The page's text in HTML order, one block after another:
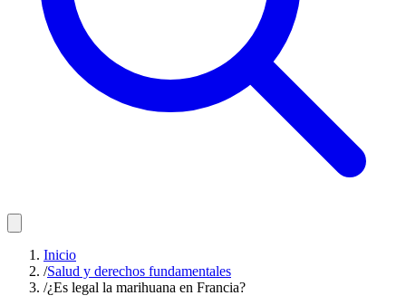
Inicio
/Salud y derechos fundamentales
/¿Es legal la marihuana en Francia?